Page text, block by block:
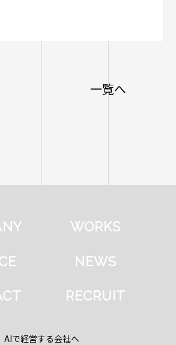
一覧へ
WORKS
NEWS
RECRUIT
AIで経営する会社へ